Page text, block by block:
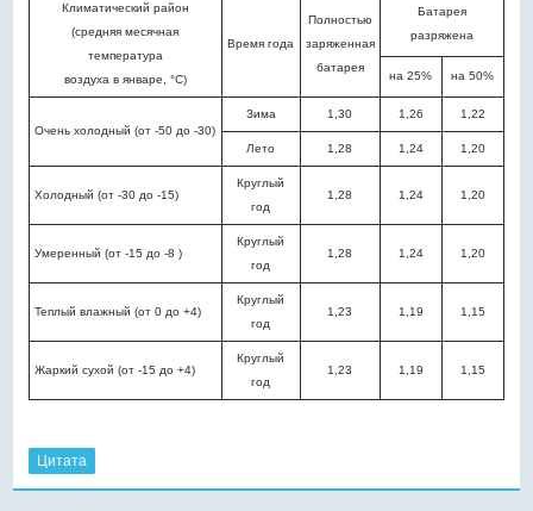
Климатический район
(средняя месячная
температура
воздуха в январе, °С)
Время года
Полностью
заряженная
батарея
Батарея
разряжена
на 25% на 50%
Очень холодный (от -50 до -30)
Зима 1,30 1,26 1,22
Лето 1,28 1,24 1,20
Холодный (от -30 до -15)
Круглый
год
1,28 1,24 1,20
Умеренный (от -15 до -8 )
Круглый
год
1,28 1,24 1,20
Теплый влажный (от 0 до +4)
Круглый
год
1,23 1,19 1,15
Жаркий сухой (от -15 до +4)
Круглый
год
1,23 1,19 1,15
Цитата